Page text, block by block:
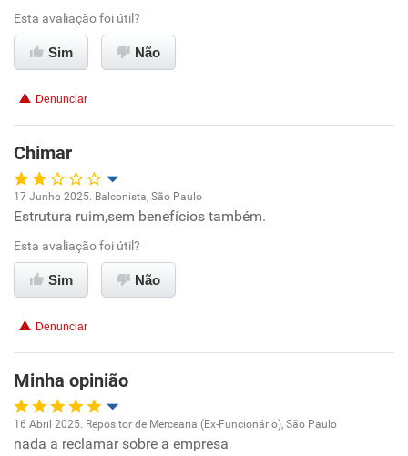
Ambiente de trabalho
Benefícios
Recomenda esta empresa
Não recomenda a diretoria
Esta avaliação foi útil?
Sim Não
Denunciar
Chimar
Oportunidade de promoção
Ambiente de trabalho
Benefícios
Não recomenda esta empresa
Não recomenda a diretoria
17 Junho 2025. Balconista, São Paulo
Estrutura ruim,sem benefícios também.
Esta avaliação foi útil?
Sim Não
Denunciar
Minha opinião
Oportunidade de promoção
16 Abril 2025. Repositor de Mercearia (Ex-Funcionário), São Paulo
nada a reclamar sobre a empresa